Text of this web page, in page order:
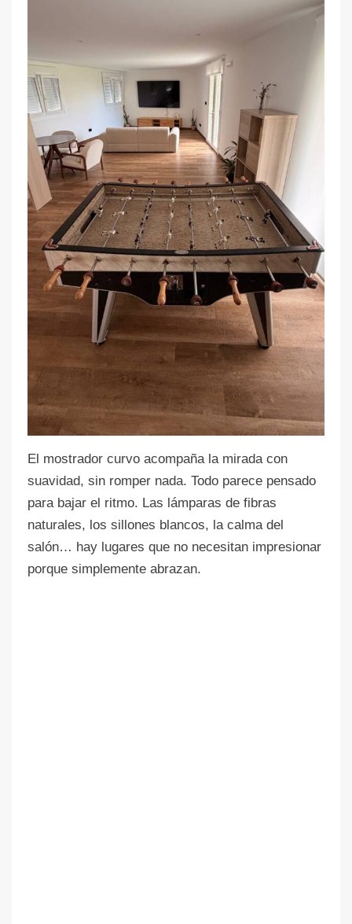
El mostrador curvo acompaña la mirada con
suavidad, sin romper nada. Todo parece pensado
para bajar el ritmo. Las lámparas de fibras
naturales, los sillones blancos, la calma del
salón… hay lugares que no necesitan impresionar
porque simplemente abrazan.